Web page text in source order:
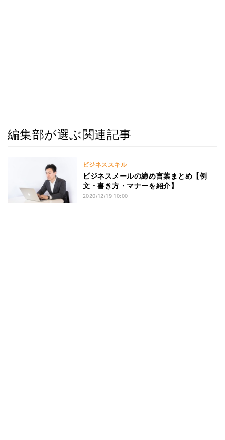
編集部が選ぶ関連記事
ビジネススキル
ビジネスメールの締め言葉まとめ【例
文・書き方・マナーを紹介】
2020/12/19 10:00